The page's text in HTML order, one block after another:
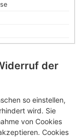
der
so einstellen,
wird. Sie
von Cookies
Cookies